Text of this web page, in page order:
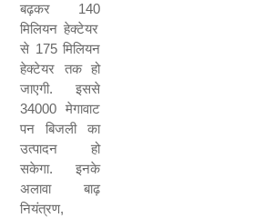
बढ़कर 140
मिलियन हेक्टेयर
से 175मिलियन
हेक्टेयर तक हो
जाएगी. इससे
34000 मेगावाट
पन बिजली का
उत्पादन हो
सकेगा. इनके
अलावा बाढ़
नियंत्रण,